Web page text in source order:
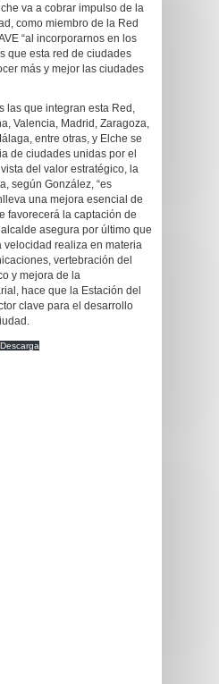
va a cobrar impulso de la
como miembro de la Red
“al incorporarnos en los
que esta red de ciudades
más y mejor las ciudades
las que integran esta Red,
Valencia, Madrid, Zaragoza,
entre otras, y Elche se
de ciudades unidas por el
del valor estratégico, la
según González, “es
una mejora esencial de
favorecerá la captación de
asegura por último que
velocidad realiza en materia
vertebración del
y mejora de la
hace que la Estación del
clave para el desarrollo
Descarga